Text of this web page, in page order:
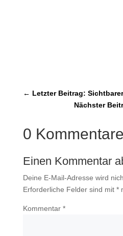
← Letzter Beitrag:
Nächster
0 Kommentare
Einen Kommentar
Deine E-Mail-Adresse wird
Erforderliche Felder sind mit *
Kommentar *